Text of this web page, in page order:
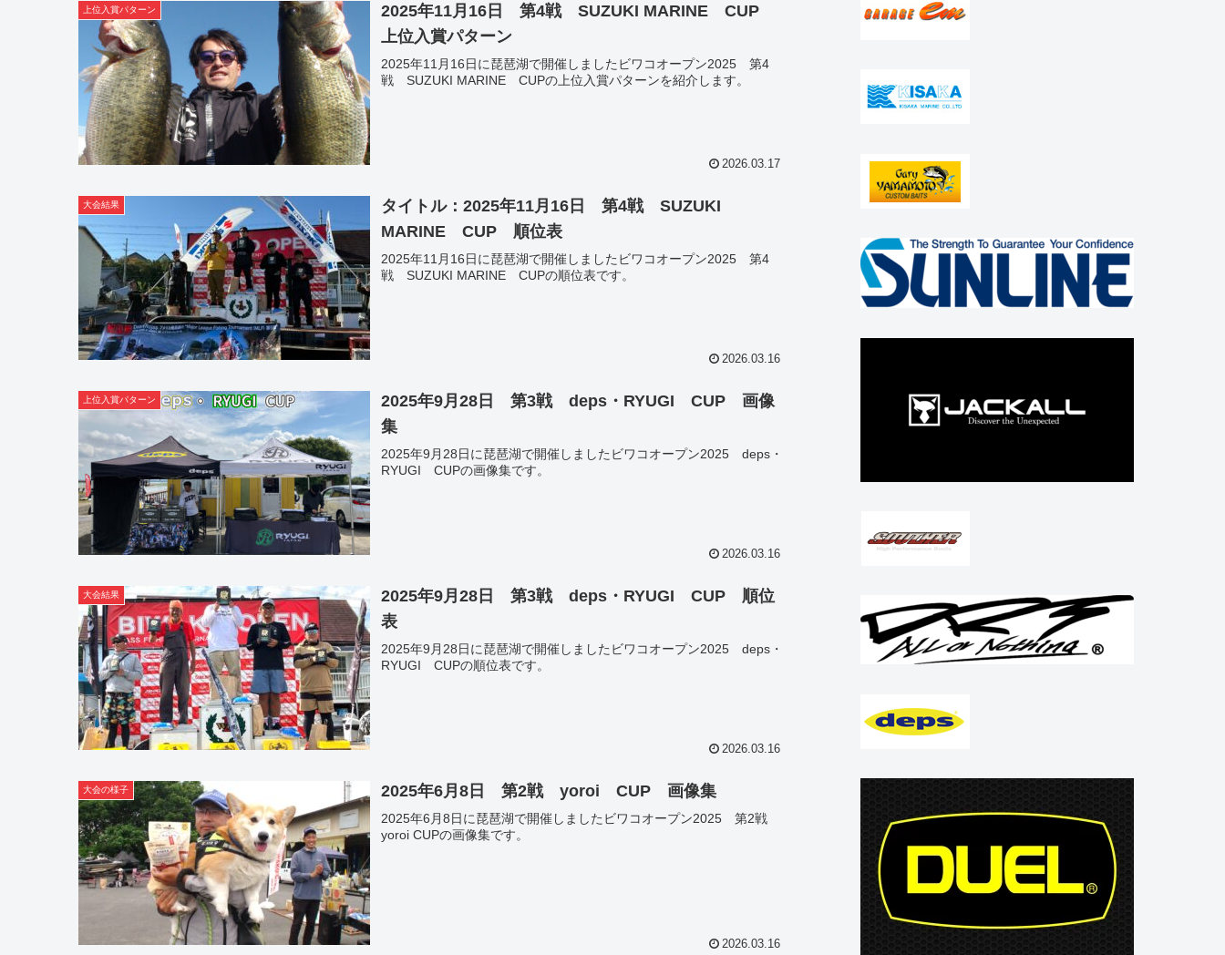
上位入賞パターン
2025年11月16日 第4戦 SUZUKI MARINE CUP
上位入賞パターン
2025年11月16日に琵琶湖で開催しましたビワコオープン2025 第4
戦 SUZUKI MARINE CUPの上位入賞パターンを紹介します。
2026.03.17
大会結果
タイトル：2025年11月16日 第4戦 SUZUKI
MARINE CUP 順位表
2025年11月16日に琵琶湖で開催しましたビワコオープン2025 第4
戦 SUZUKI MARINE CUPの順位表です。
2026.03.16
上位入賞パターン
2025年9月28日 第3戦 deps・RYUGI CUP 画像
集
2025年9月28日に琵琶湖で開催しましたビワコオープン2025 deps・
RYUGI CUPの画像集です。
2026.03.16
大会結果
2025年9月28日 第3戦 deps・RYUGI CUP 順位
表
2025年9月28日に琵琶湖で開催しましたビワコオープン2025 deps・
RYUGI CUPの順位表です。
2026.03.16
大会の様子 2025年6月8日 第2戦 yoroi CUP 画像集
2025年6月8日に琵琶湖で開催しましたビワコオープン2025 第2戦
yoroi CUPの画像集です。
2026.03.16